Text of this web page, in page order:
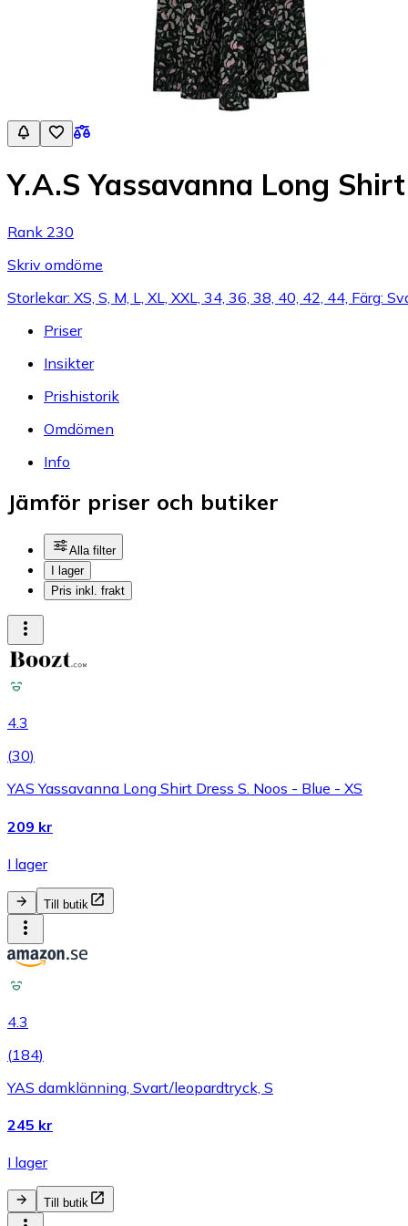
Y.A.S Yassavanna Long
Rank 230
Skriv omdöme
Storlekar: XS, S, M, L, XL, XXL, 34, 36, 38, 40, 42, 44, Färg:
Priser
Insikter
Prishistorik
Omdömen
Info
Jämför priser och butiker
Alla filter
I lager
Pris inkl. frakt
4.3
(30)
YAS Yassavanna Long Shirt Dress S. Noos - Blue - XS
209 kr
I lager
Till butik
4.3
(184)
YAS damklänning, Svart/leopardtryck, S
245 kr
I lager
Till butik